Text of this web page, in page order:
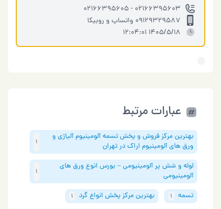
02166395603 - 02166395605
09129329587 واتساپ و روبیکا
1405/5/18 12:04:01
عبارات مرتبط
بهترین مرکز فروش و پخش تسمه آلومینیوم آلیاژی و
ورق های آلومینیوم اراک در تهران
1
لوله و شش پر آلومینیومی – بورس انوع ورق های
آلومینیومی
1
تسمه 1 بهترین مرکز پخش انواع گرد 1